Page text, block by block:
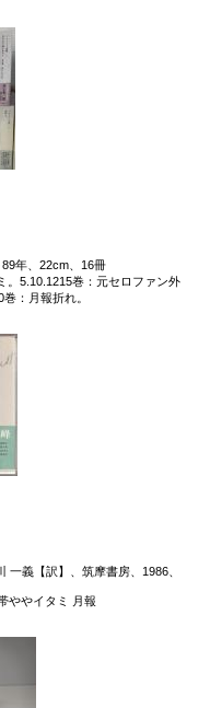
年、22cm、16冊
。5.10.1215巻：元セロファン外
：月報折れ。
一義【訳】、筑摩書房、1986、
ややイタミ 月報